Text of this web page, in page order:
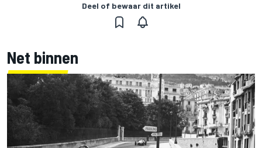
Deel of bewaar dit artikel
Net binnen